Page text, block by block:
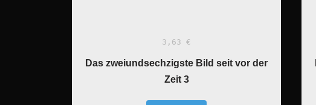
3,63 €
Das zweiundsechzigste Bild seit vor der
Zeit 3